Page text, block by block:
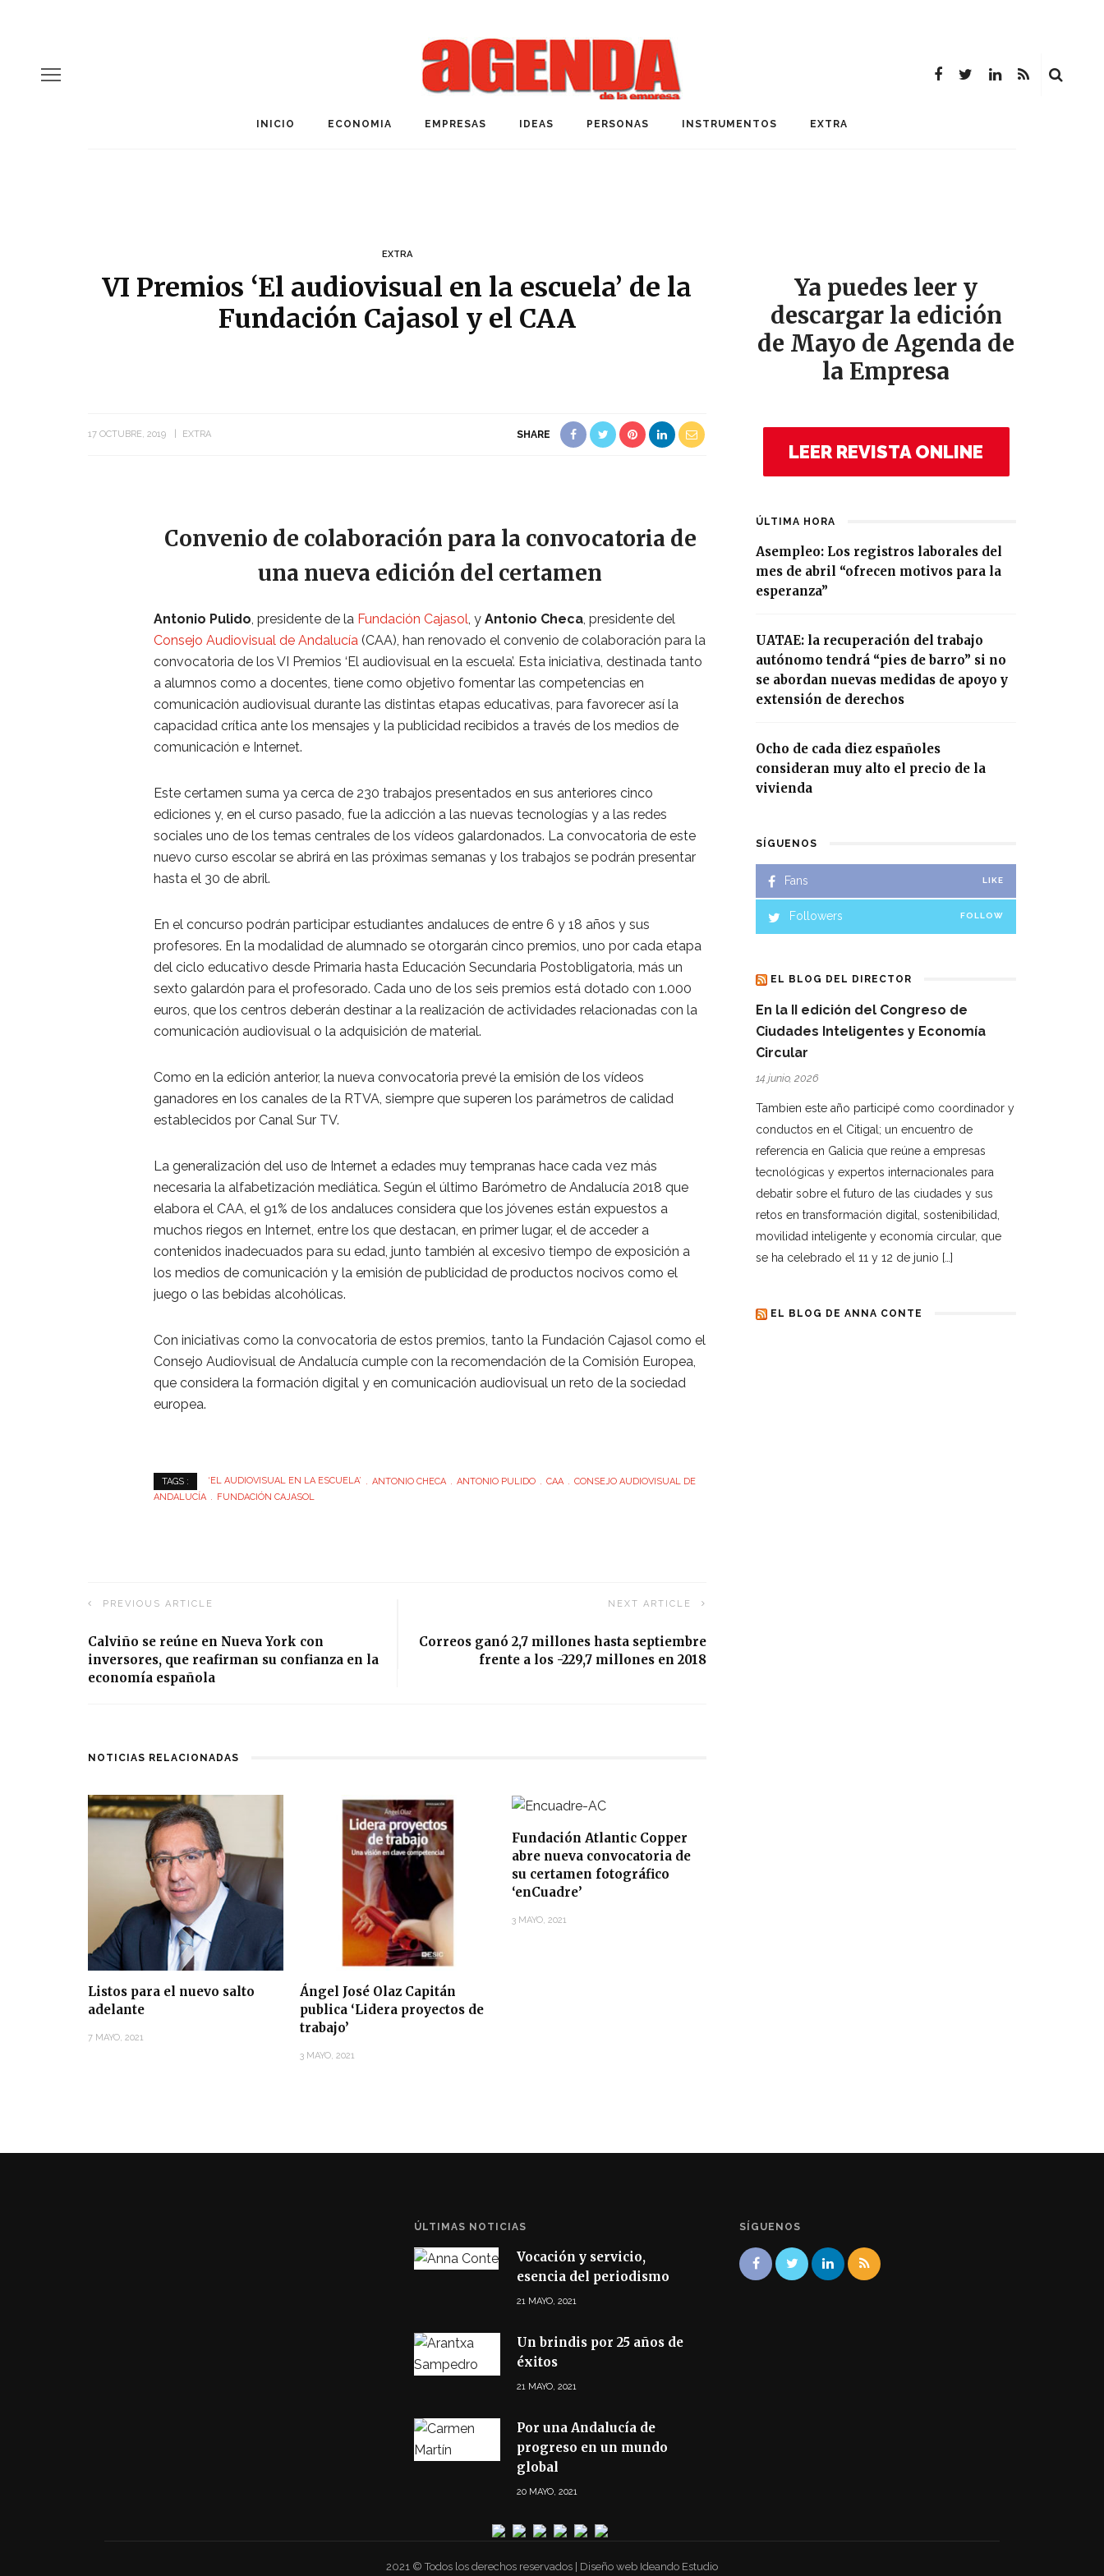
INICIO ECONOMIA EMPRESAS IDEAS PERSONAS INSTRUMENTOS EXTRA
EXTRA
VI Premios ‘El audiovisual en la escuela’ de la
Fundación Cajasol y el CAA
17 OCTUBRE, 2019 EXTRA SHARE
Convenio de colaboración para la convocatoria de
una nueva edición del certamen
Antonio Pulido, presidente de la Fundación Cajasol, y Antonio Checa, presidente del
Consejo Audiovisual de Andalucía (CAA), han renovado el convenio de colaboración para la
convocatoria de los VI Premios ‘El audiovisual en la escuela’. Esta iniciativa, destinada tanto
a alumnos como a docentes, tiene como objetivo fomentar las competencias en
comunicación audiovisual durante las distintas etapas educativas, para favorecer así la
capacidad crítica ante los mensajes y la publicidad recibidos a través de los medios de
comunicación e Internet.
Este certamen suma ya cerca de 230 trabajos presentados en sus anteriores cinco
ediciones y, en el curso pasado, fue la adicción a las nuevas tecnologías y a las redes
sociales uno de los temas centrales de los vídeos galardonados. La convocatoria de este
nuevo curso escolar se abrirá en las próximas semanas y los trabajos se podrán presentar
hasta el 30 de abril.
En el concurso podrán participar estudiantes andaluces de entre 6 y 18 años y sus
profesores. En la modalidad de alumnado se otorgarán cinco premios, uno por cada etapa
del ciclo educativo desde Primaria hasta Educación Secundaria Postobligatoria, más un
sexto galardón para el profesorado. Cada uno de los seis premios está dotado con 1.000
euros, que los centros deberán destinar a la realización de actividades relacionadas con la
comunicación audiovisual o la adquisición de material.
Como en la edición anterior, la nueva convocatoria prevé la emisión de los vídeos
ganadores en los canales de la RTVA, siempre que superen los parámetros de calidad
establecidos por Canal Sur TV.
La generalización del uso de Internet a edades muy tempranas hace cada vez más
necesaria la alfabetización mediática. Según el último Barómetro de Andalucía 2018 que
elabora el CAA, el 91% de los andaluces considera que los jóvenes están expuestos a
muchos riegos en Internet, entre los que destacan, en primer lugar, el de acceder a
contenidos inadecuados para su edad, junto también al excesivo tiempo de exposición a
los medios de comunicación y la emisión de publicidad de productos nocivos como el
juego o las bebidas alcohólicas.
Con iniciativas como la convocatoria de estos premios, tanto la Fundación Cajasol como el
Consejo Audiovisual de Andalucía cumple con la recomendación de la Comisión Europea,
que considera la formación digital y en comunicación audiovisual un reto de la sociedad
europea.
TAGS : ‘EL AUDIOVISUAL EN LA ESCUELA’ ANTONIO CHECA ANTONIO PULIDO CAA
CONSEJO AUDIOVISUAL DE
ANDALUCÍA
FUNDACIÓN CAJASOL
PREVIOUS ARTICLE
Calviño se reúne en Nueva York con
inversores, que reafirman su confianza en la
economía española
NEXT ARTICLE
Correos ganó 2,7 millones hasta septiembre
frente a los -229,7 millones en 2018
NOTICIAS RELACIONADAS
Listos para el nuevo salto
adelante
7 MAYO, 2021
Ángel José Olaz Capitán
publica ‘Lidera proyectos de
trabajo’
3 MAYO, 2021
Fundación Atlantic Copper
abre nueva convocatoria de
su certamen fotográfico
‘enCuadre’
3 MAYO, 2021
Ya puedes leer y
descargar la edición
de Mayo de Agenda de
la Empresa
LEER REVISTA ONLINE
ÚLTIMA HORA
Asempleo: Los registros laborales del
mes de abril “ofrecen motivos para la
esperanza”
UATAE: la recuperación del trabajo
autónomo tendrá “pies de barro” si no
se abordan nuevas medidas de apoyo y
extensión de derechos
Ocho de cada diez españoles
consideran muy alto el precio de la
vivienda
SÍGUENOS
Fans LIKE
Followers FOLLOW
EL BLOG DEL DIRECTOR
En la II edición del Congreso de
Ciudades Inteligentes y Economía
Circular
14 junio, 2026
Tambien este año participé como coordinador y
conductos en el Citigal; un encuentro de
referencia en Galicia que reúne a empresas
tecnológicas y expertos internacionales para
debatir sobre el futuro de las ciudades y sus
retos en transformación digital, sostenibilidad,
movilidad inteligente y economía circular, que
se ha celebrado el 11 y 12 de junio […]
EL BLOG DE ANNA CONTE
ÚLTIMAS NOTICIAS
Vocación y servicio,
esencia del periodismo
21 MAYO, 2021
Un brindis por 25 años de
éxitos
21 MAYO, 2021
Por una Andalucía de
progreso en un mundo
global
20 MAYO, 2021
SÍGUENOS
2021 © Todos los derechos reservados | Diseño web Ideando Estudio